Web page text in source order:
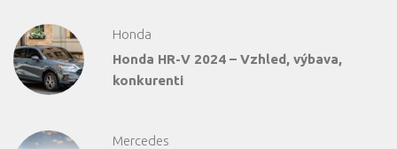
Honda
Honda HR-V 2024 – Vzhled, výbava,
konkurenti
Mercedes